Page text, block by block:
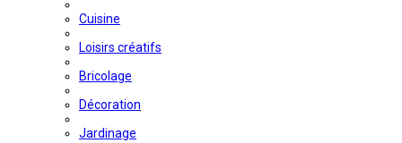
Cuisine
Loisirs créatifs
Bricolage
Décoration
Jardinage